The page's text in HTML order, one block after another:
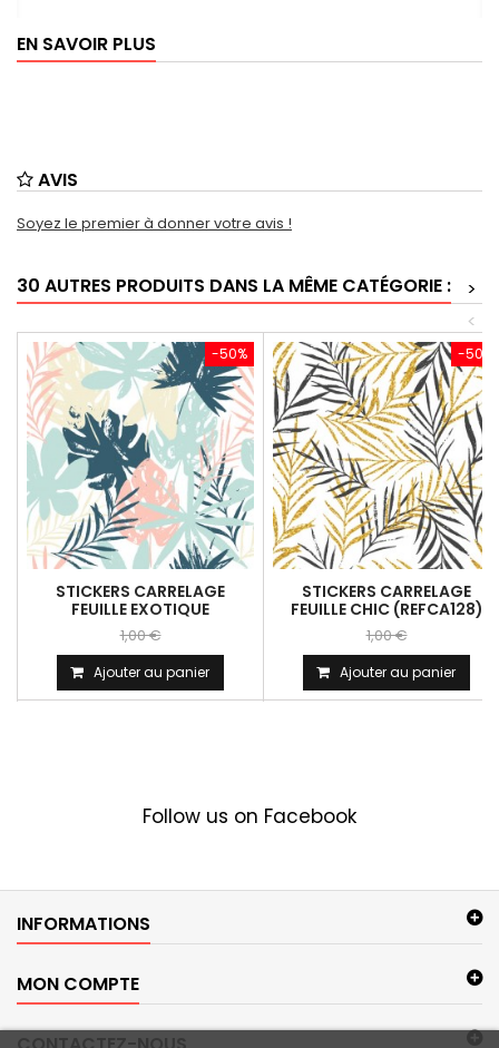
EN SAVOIR PLUS
AVIS
Soyez le premier à donner votre avis !
30 AUTRES PRODUITS DANS LA MÊME CATÉGORIE :
>
<
STICKERS CARRELAGE
FEUILLE EXOTIQUE
1,00 €
-50%
Ajouter au panier
STICKERS CARRELAGE
FEUILLE CHIC (REFCA128)
1,00 €
-50%
Ajouter au panier
Follow us on Facebook
INFORMATIONS
MON COMPTE